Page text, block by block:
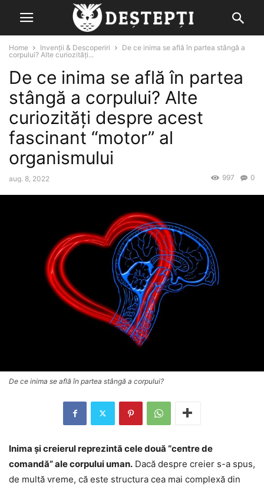
Home Invenții & Descoperiri
De ce inima se află în partea stângă a
corpului? Alte curiozităţi...
De ce inima se află în partea
stângă a corpului? Alte
curiozităţi despre acest
fascinant “motor” al
organismului
aug. 8, 2022 0
997
De ce inima se află în partea stângă a corpului?
Inima şi creierul reprezintă cele două “centre de
comandă” ale corpului uman. Dacă despre creier s-a spus,
de multă vreme, că este structura cea mai complexă din